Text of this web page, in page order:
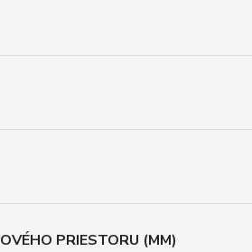
PRIESTORU (MM)